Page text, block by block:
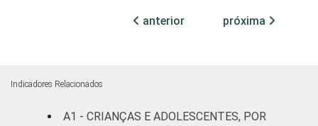
mais
anterior próxima
Indicadores Relacionados
A1 - CRIANÇAS E ADOLESCENTES, POR